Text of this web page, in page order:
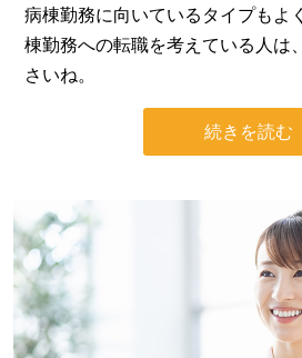
病棟勤務に向いているタイプもよ
棟勤務への転職を考えている人は
さいね。
続きを読む